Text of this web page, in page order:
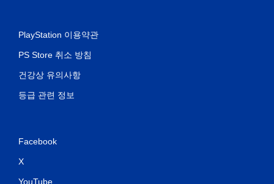
PlayStation 이용약관
PS Store 취소 방침
건강상 유의사항
등급 관련 정보
Facebook
X
YouTube